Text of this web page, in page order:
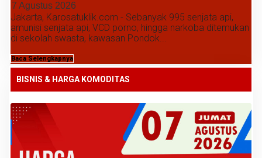
7 Agustus 2026
Jakarta, Karosatuklik.com - Sebanyak 995 senjata api,
amunisi senjata api, VCD porno, hingga narkoba ditemukan
di sekolah swasta, kawasan Pondok...
Baca Selengkapnya
BISNIS & HARGA KOMODITAS